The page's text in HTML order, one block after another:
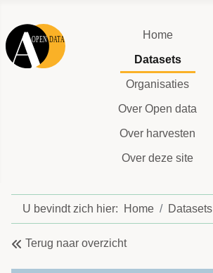
Home
Datasets
Organisaties
Over Open data
Over harvesten
Over deze site
U bevindt zich hier: Home Datasets
Terug naar overzicht